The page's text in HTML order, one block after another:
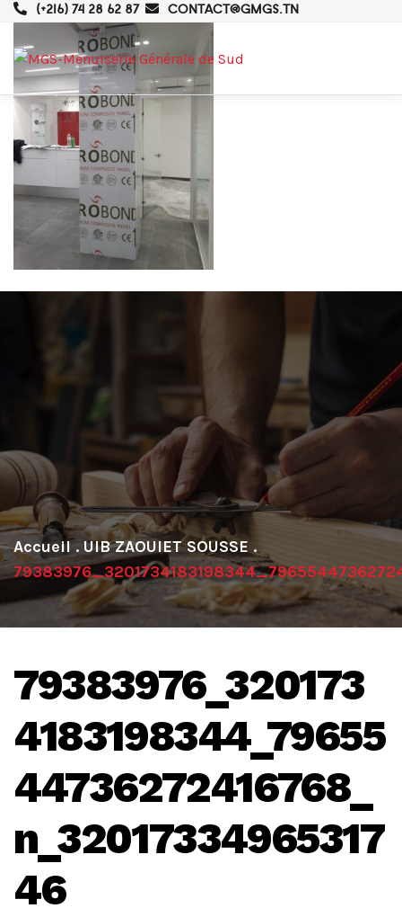
(+216) 74 28 62 87 CONTACT@GMGS.TN
. UIB ZAOUIET SOUSSE .
79383976_320173
4183198344_79655
44736272416768_
n_32017334965317
46